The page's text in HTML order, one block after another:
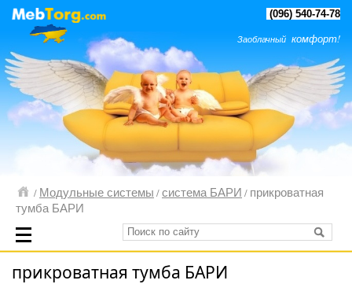
(096) 540-74-78
Заоблачный комфорт!
/ Модульные системы /система БАРИ / прикроватная
тумба БАРИ
прикроватная тумба БАРИ